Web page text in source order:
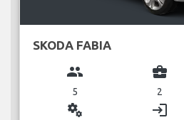
SKODA FABIA
group
5
business_center
2
miscellaneous_services login